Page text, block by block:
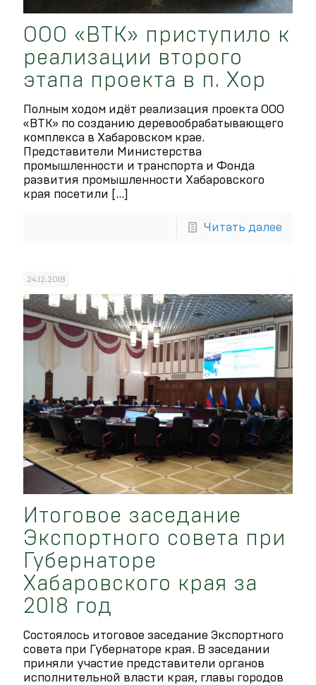
ООО «ВТК» приступило к
реализации второго
этапа проекта в п. Хор
Полным ходом идёт реализация проекта ООО
«ВТК» по созданию деревообрабатывающего
комплекса в Хабаровском крае.
Представители Министерства
промышленности и транспорта и Фонда
развития промышленности Хабаровского
края посетили […]
Читать далее
24.12.2018
Итоговое заседание
Экспортного совета при
Губернаторе
Хабаровского края за
2018 год
Состоялось итоговое заседание Экспортного
совета при Губернаторе края. В заседании
приняли участие представители органов
исполнительной власти края, главы городов